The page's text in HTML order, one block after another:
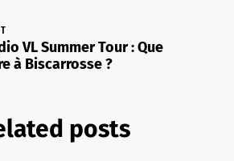
VL Summer Tour : Que
à Biscarrosse ?
posts